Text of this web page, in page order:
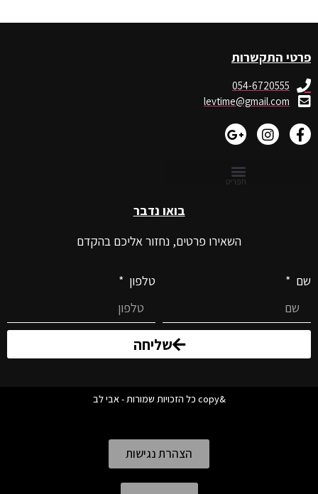
פרטי התקשרות
054-6720555
levtime@gmail.com
בואו נדבר
השאירו פרטים, נחזור אליכם בהקדם
שם טלפון
שליחה
&copy כל הזכויות שמורות - אבי לב
הצהרת נגישות